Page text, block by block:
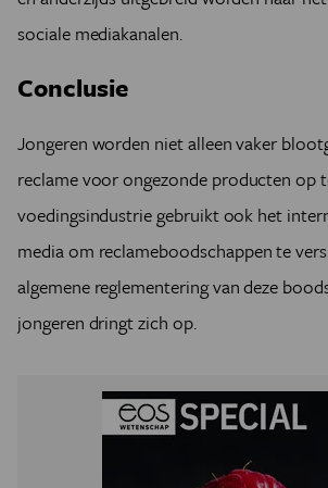
sociale mediakanalen.
Conclusie
Jongeren worden niet alleen vaker
reclame voor ongezonde producten op
voedingsindustrie gebruikt ook het
media om reclameboodschappen te
algemene reglementering van deze
jongeren dringt zich op.